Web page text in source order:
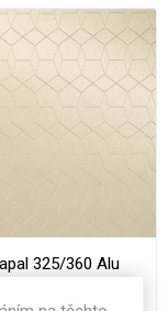
325/360 Alu
Champagnertone
1220 mm x 1 mm